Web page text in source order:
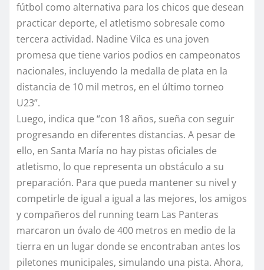
fútbol como alternativa para los chicos que desean
practicar deporte, el atletismo sobresale como
tercera actividad. Nadine Vilca es una joven
promesa que tiene varios podios en campeonatos
nacionales, incluyendo la medalla de plata en la
distancia de 10 mil metros, en el último torneo
U23”.
Luego, indica que “con 18 años, sueña con seguir
progresando en diferentes distancias. A pesar de
ello, en Santa María no hay pistas oficiales de
atletismo, lo que representa un obstáculo a su
preparación. Para que pueda mantener su nivel y
competirle de igual a igual a las mejores, los amigos
y compañeros del running team Las Panteras
marcaron un óvalo de 400 metros en medio de la
tierra en un lugar donde se encontraban antes los
piletones municipales, simulando una pista. Ahora,